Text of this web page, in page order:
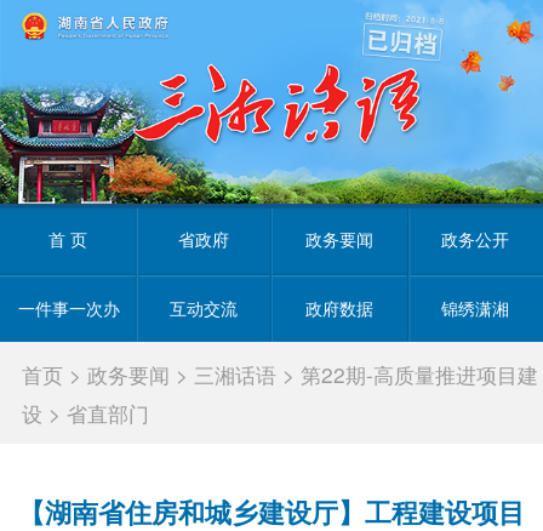
首 页 省政府 政务要闻 政务公开
一件事一次办 互动交流 政府数据 锦绣潇湘
首页 >政务要闻 > 三湘话语 > 第22期-高质量推进项目建
设 > 省直部门
【湖南省住房和城乡建设厅】工程建设项目